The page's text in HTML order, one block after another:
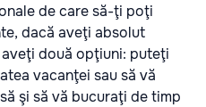
de care să-ţi poţi
dacă aveţi absolut
două opţiuni: puteţi
vacanţei sau să vă
şi să vă bucuraţi de timp